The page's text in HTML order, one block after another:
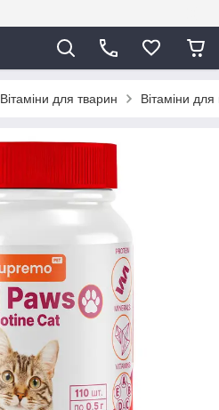
Вітаміни для тварин Вітаміни для